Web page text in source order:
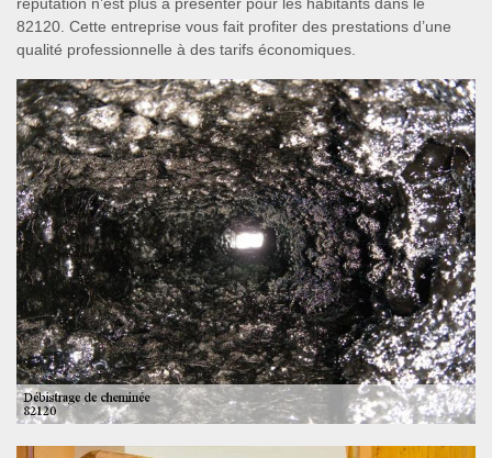
82120. Cette entreprise vous fait profiter des prestations d’une
qualité professionnelle à des tarifs économiques.